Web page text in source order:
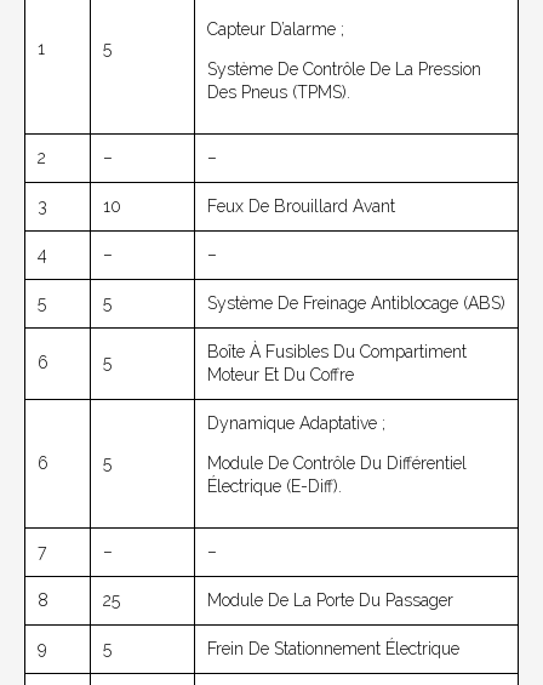
1 5
Capteur D’alarme ;
Système De Contrôle De La Pression
Des Pneus (TPMS).
2 – –
3 10 Feux De Brouillard Avant
4 – –
5 5 Système De Freinage Antiblocage (ABS)
6 5
Boîte À Fusibles Du Compartiment
Moteur Et Du Coffre
6 5
Dynamique Adaptative ;
Module De Contrôle Du Différentiel
Électrique (E-Diff).
7 – –
8 25 Module De La Porte Du Passager
9 5 Frein De Stationnement Électrique